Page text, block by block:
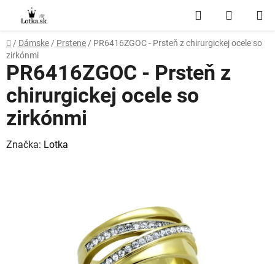
obsah
Hľadať
KOŠÍK
Domov
/ Dámske / Prstene / PR6416ZGOC - Prsteň z chirurgickej ocele so
zirkónmi
PR6416ZGOC - Prsteň z
chirurgickej ocele so
zirkónmi
Značka: Lotka